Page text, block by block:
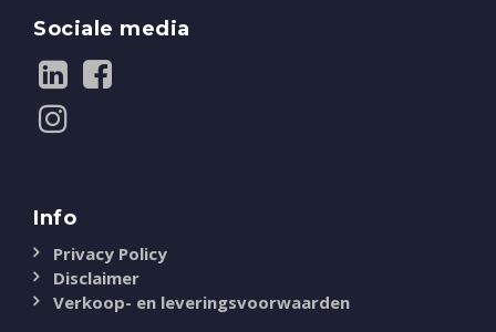
Sociale media
Info
Privacy Policy
Disclaimer
Verkoop- en leveringsvoorwaarden